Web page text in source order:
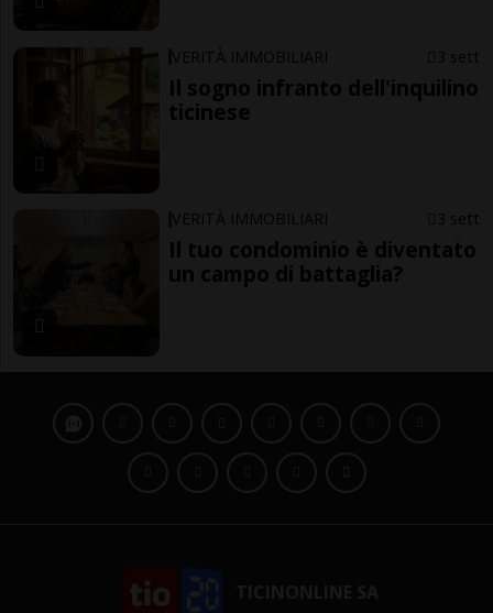
VERITÀ IMMOBILIARI 3 sett
Il sogno infranto dell'inquilino
ticinese
VERITÀ IMMOBILIARI 3 sett
Il tuo condominio è diventato
un campo di battaglia?